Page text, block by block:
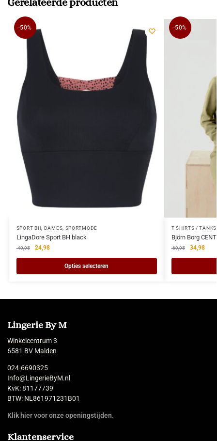
-50%
SPORT BH DAMES SPORTMODE
LingaDore Sport BH black
49,95 24,98
Opties selecteren
-50%
T-SHIRTS / TANKS
Björn Borg
69,95 34,98
Lingerie By M
Winkelcentrum 3
6581 BV Malden
024-6690325
Info@LingerieByM.nl
KvK: 81177739
BTW: NL861971231B01
Klik hier voor onze openingstijden.
Klantenservice